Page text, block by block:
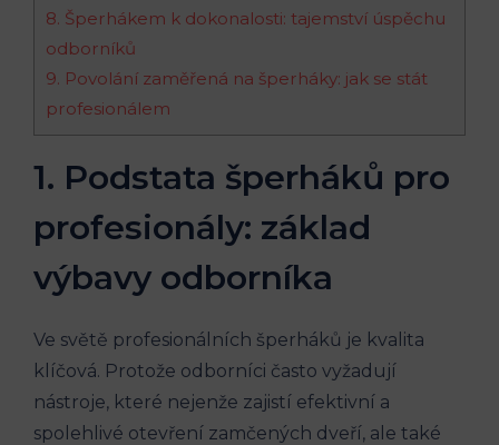
8. Šperhákem k dokonalosti: tajemství úspěchu
odborníků
9. Povolání zaměřená na šperháky: jak se stát
profesionálem
1. Podstata šperháků pro
profesionály: základ
výbavy odborníka
Ve světě profesionálních šperháků je kvalita
klíčová. Protože odborníci často vyžadují
nástroje, které nejenže zajistí efektivní a
spolehlivé otevření zamčených dveří, ale také